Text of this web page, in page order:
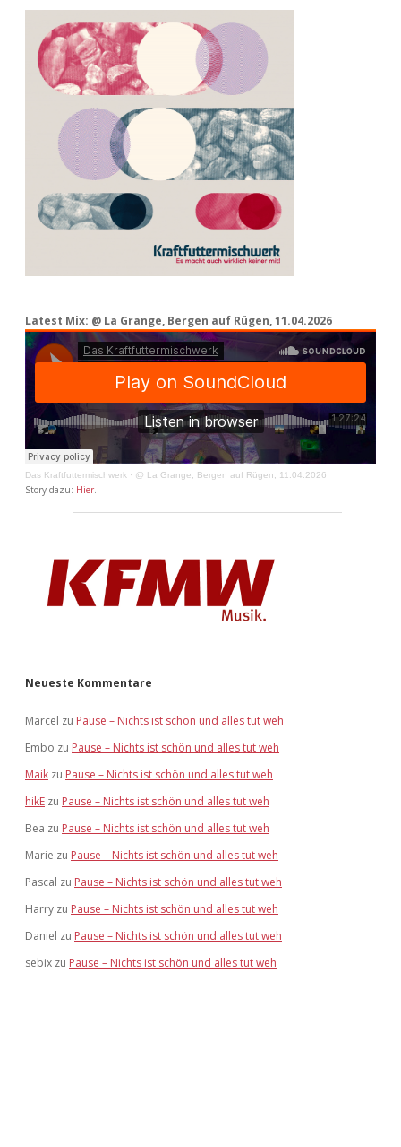
Latest Mix: @ La Grange, Bergen auf Rügen, 11.04.2026
Das Kraftfuttermischwerk · @ La Grange, Bergen auf Rügen, 11.04.2026
Story dazu: Hier.
Neueste Kommentare
Marcel zu Pause – Nichts ist schön und alles tut weh
Embo zu Pause – Nichts ist schön und alles tut weh
Maik zu Pause – Nichts ist schön und alles tut weh
hikE zu Pause – Nichts ist schön und alles tut weh
Bea zu Pause – Nichts ist schön und alles tut weh
Marie zu Pause – Nichts ist schön und alles tut weh
Pascal zu Pause – Nichts ist schön und alles tut weh
Harry zu Pause – Nichts ist schön und alles tut weh
Daniel zu Pause – Nichts ist schön und alles tut weh
sebix zu Pause – Nichts ist schön und alles tut weh